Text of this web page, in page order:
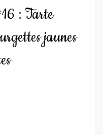
: Tarte
jaunes